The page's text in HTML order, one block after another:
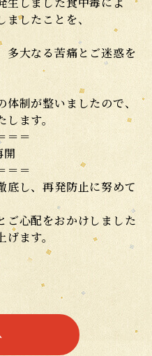
したことを、
多大なる苦痛とご迷惑を
制が整いましたので、
ます。
＝＝
＝＝
底し、再発防止に努めて
ご心配をおかけしました
ます。